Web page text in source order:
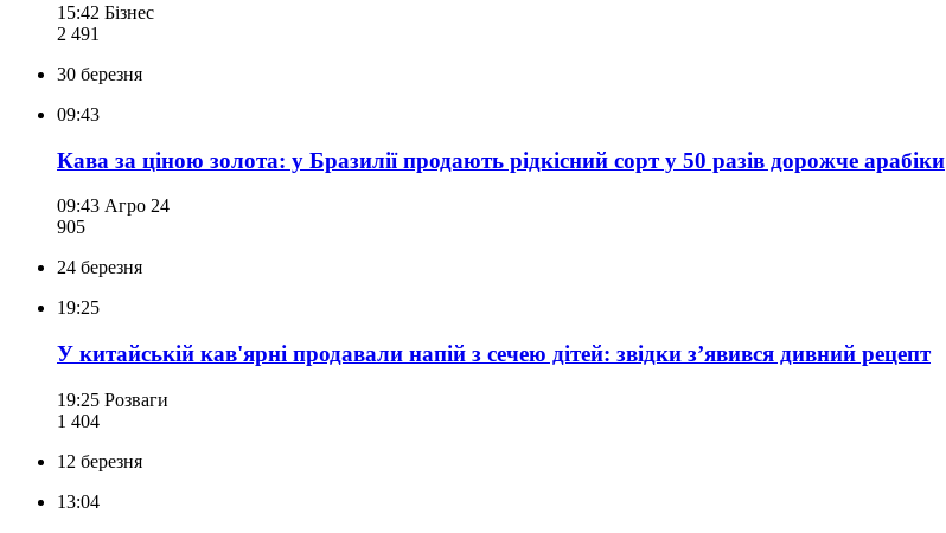
15:42 Бізнес
2 491
30 березня
09:43
Кава за ціною золота: у Бразилії продають рідкісний сорт у 50 разів дорожче арабіки
09:43 Агро 24
905
24 березня
19:25
У китайській кав'ярні продавали напій з сечею дітей: звідки з’явився дивний рецепт
19:25 Розваги
1 404
12 березня
13:04